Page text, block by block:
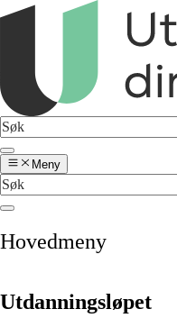
Meny
Hovedmeny
Utdanningsløpet